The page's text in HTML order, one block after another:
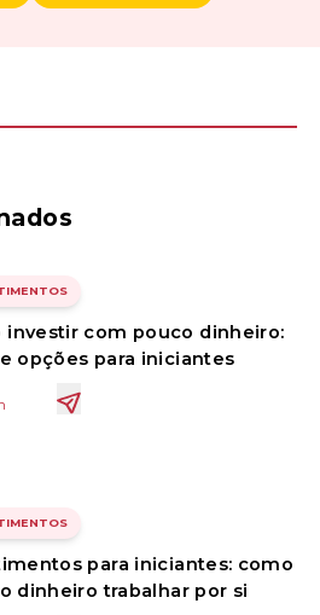
investir com pouco dinheiro:
opções para iniciantes
para iniciantes: como
dinheiro trabalhar por si